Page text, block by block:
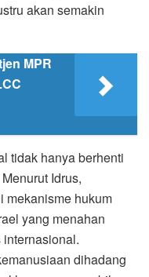
akan semakin
MPR
tidak hanya berhenti
Idrus,
mekanisme hukum
yang menahan
dihadang